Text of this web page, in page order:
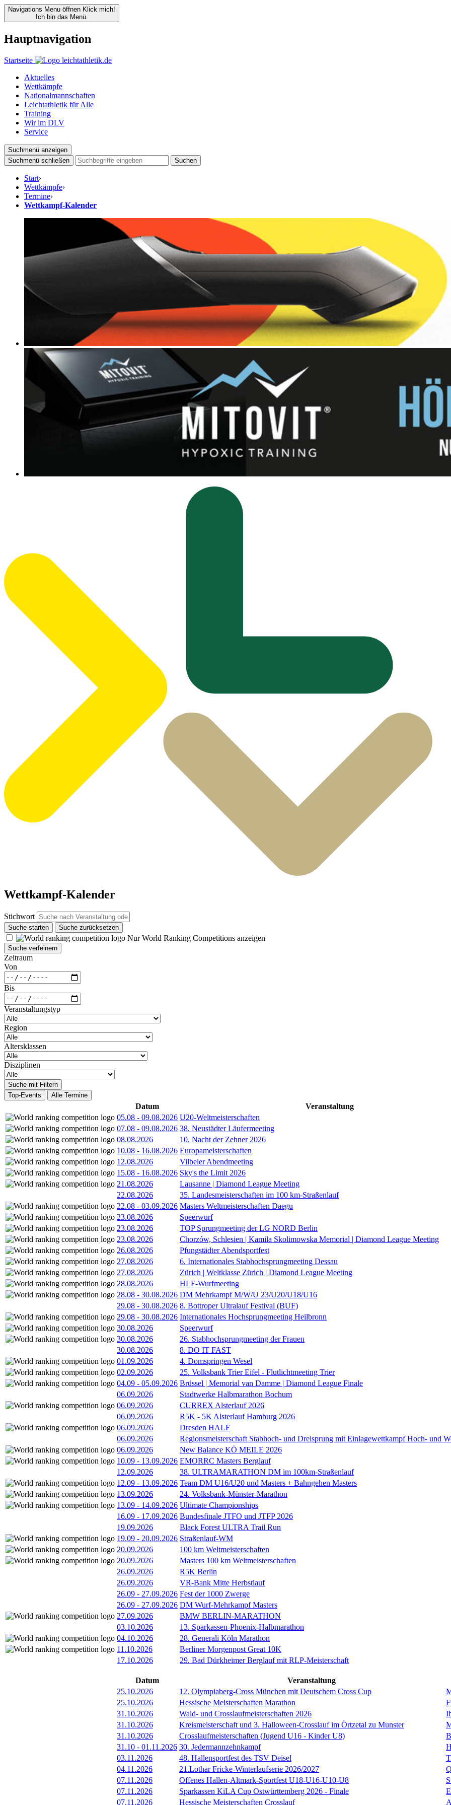
Navigations Menu öffnen Klick mich!
Ich bin das Menü.
Hauptnavigation
Startseite
Aktuelles
Wettkämpfe
Nationalmannschaften
Leichtathletik für Alle
Training
Wir im DLV
Service
Suchmenü anzeigen
Suchmenü schließen
Suchen
Start›
Wettkämpfe›
Termine›
Wettkampf-Kalender
Wettkampf-Kalender
Stichwort
Suche starten Suche zurücksetzen
Nur World Ranking Competitions anzeigen
Suche verfeinern
Zeitraum
Von
Bis
Veranstaltungstyp
Region
Altersklassen
Disziplinen
Suche mit Filtern
Top-Events
Alle Termine
Datum Veranstaltung
05.08 - 09.08.2026 U20-Weltmeisterschaften
07.08 - 09.08.2026 38. Neustädter Läufermeeting
08.08.2026
10. Nacht der Zehner 2026
10.08 - 16.08.2026 Europameisterschaften
12.08.2026
Vilbeler Abendmeeting
15.08 - 16.08.2026 Sky's the Limit 2026
21.08.2026
Lausanne | Diamond League Meeting
22.08.2026
35. Landesmeisterschaften im 100 km-Straßenlauf
22.08 - 03.09.2026 Masters Weltmeisterschaften Daegu
23.08.2026
Speerwurf
23.08.2026
TOP Sprungmeeting der LG NORD Berlin
23.08.2026
Chorzów, Schlesien | Kamila Skolimowska Memorial | Diamond League Meeting
26.08.2026
Pfungstädter Abendsportfest
27.08.2026
6. Internationales Stabhochsprungmeeting Dessau
27.08.2026
Zürich | Weltklasse Zürich | Diamond League Meeting
28.08.2026
HLF-Wurfmeeting
28.08 - 30.08.2026 DM Mehrkampf M/W/U 23/U20/U18/U16
29.08 - 30.08.2026 8. Bottroper Ultralauf Festival (BUF)
29.08 - 30.08.2026 Internationales Hochsprungmeeting Heilbronn
30.08.2026
Speerwurf
30.08.2026
26. Stabhochsprungmeeting der Frauen
30.08.2026
8. DO IT FAST
01.09.2026
4. Domspringen Wesel
02.09.2026
25. Volksbank Trier Eifel - Flutlichtmeeting Trier
04.09 - 05.09.2026 Brüssel | Memorial van Damme | Diamond League Finale
06.09.2026
Stadtwerke Halbmarathon Bochum
06.09.2026
CURREX Alsterlauf 2026
06.09.2026
R5K - 5K Alsterlauf Hamburg 2026
06.09.2026
Dresden HALF
06.09.2026
Regionsmeisterschaft Stabhoch- und Dreisprung mit Einlagewettkampf Hoch- und
06.09.2026
New Balance KÖ MEILE 2026
10.09 - 13.09.2026 EMORRC Masters Berglauf
12.09.2026
38. ULTRAMARATHON DM im 100km-Straßenlauf
12.09 - 13.09.2026 Team DM U16/U20 und Masters + Bahngehen Masters
13.09.2026
24. Volksbank-Münster-Marathon
13.09 - 14.09.2026 Ultimate Championships
16.09 - 17.09.2026 Bundesfinale JTFO und JTFP 2026
19.09.2026
Black Forest ULTRA Trail Run
19.09 - 20.09.2026 Straßenlauf-WM
20.09.2026
100 km Weltmeisterschaften
20.09.2026
Masters 100 km Weltmeisterschaften
26.09.2026
R5K Berlin
26.09.2026
VR-Bank Mitte Herbstlauf
26.09 - 27.09.2026 Fest der 1000 Zwerge
26.09 - 27.09.2026 DM Wurf-Mehrkampf Masters
27.09.2026
BMW BERLIN-MARATHON
03.10.2026
13. Sparkassen-Phoenix-Halbmarathon
04.10.2026
28. Generali Köln Marathon
11.10.2026
Berliner Morgenpost Great 10K
17.10.2026
29. Bad Dürkheimer Berglauf mit RLP-Meisterschaft
Datum Veranstaltung
25.10.2026
12. Olympiaberg-Cross München mit Deutschem Cross Cup
25.10.2026
Hessische Meisterschaften Marathon
31.10.2026
Wald- und Crosslaufmeisterschaften 2026
31.10.2026
Kreismeisterschaft und 3. Halloween-Crosslauf im Örtzetal zu Munster
31.10.2026
Crosslaufmeisterschaften (Jugend U16 - Kinder U8)
31.10 - 01.11.2026 30. Jedermannzehnkampf
03.11.2026
48. Hallensportfest des TSV Deisel
04.11.2026
21.Lothar Fricke-Winterlaufserie 2026/2027
07.11.2026
Offenes Hallen-Altmark-Sportfest U18-U16-U10-U8
07.11.2026
Sparkassen KiLA Cup Ostwürttemberg 2026 - Finale
07.11.2026
Hessische Meisterschaften Crosslauf